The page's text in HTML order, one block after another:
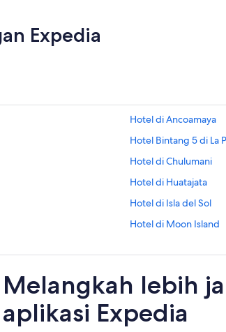
Expedia
Hotel di Ancoamaya
Hotel Bintang 5 di La
Hotel di Chulumani
Hotel di Huatajata
Hotel di Isla del Sol
Hotel di Moon Island
Hotel di Tiwanaku
Hotel di Yolosa
Melangkah lebih
aplikasi Expedia